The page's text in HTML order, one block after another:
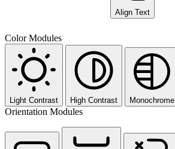
Align Text
Color Modules
Light Contrast High Contrast Monochrome
Orientation Modules